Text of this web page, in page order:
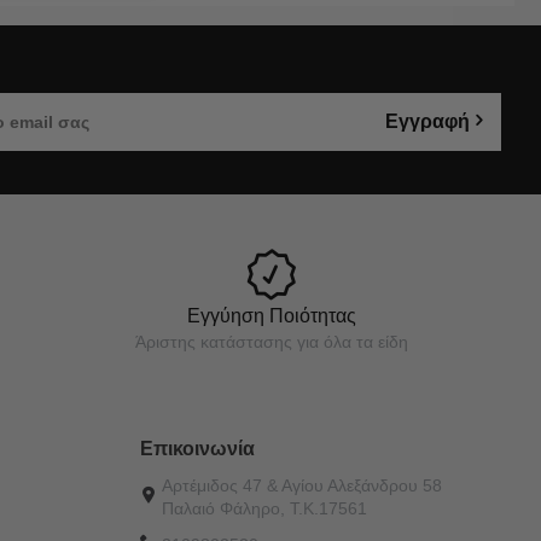
Εγγραφή
Εγγύηση Ποιότητας
Άριστης κατάστασης για όλα τα είδη
Επικοινωνία
Αρτέμιδος 47 & Αγίου Αλεξάνδρου 58
Παλαιό Φάληρο, Τ.Κ.17561